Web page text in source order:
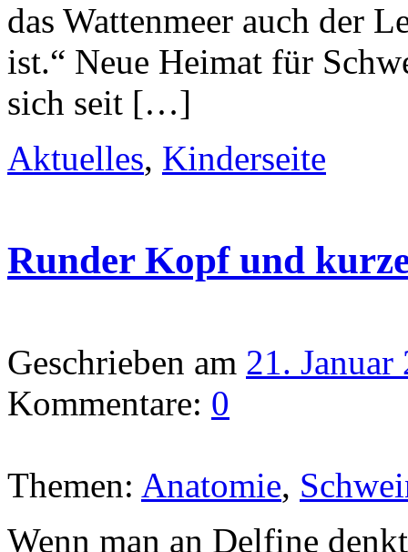
das Wattenmeer auch der
ist.“ Neue Heimat für
sich seit […]
Aktuelles, Kinderseite
Runder Kopf und
Geschrieben am 21. Januar
Kommentare: 0
Themen: Anatomie,
Wenn man an Delfine